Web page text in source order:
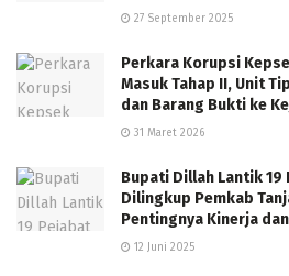
27 September 2025
Perkara Korupsi
Masuk Tahap II, Unit
dan Barang Bukti ke
31 Maret 2026
Bupati Dillah Lantik 19
Dilingkup Pemkab
Pentingnya Kinerja
12 Juni 2025